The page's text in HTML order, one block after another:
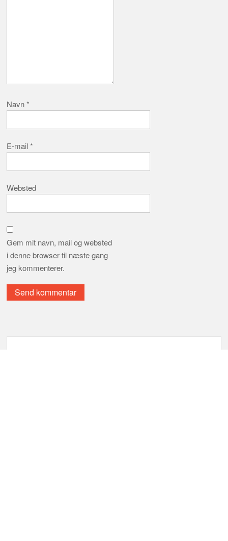
Navn*
E-mail*
Websted
Gem mit navn, mail og websted
i denne browser til næste gang
jeg kommenterer.